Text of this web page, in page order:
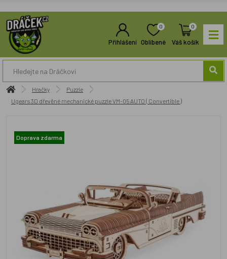
Přihlášení
0
Oblíbené
0
Váš košík
Hračky
Puzzle
Ugears 3D dřevěné mechanické puzzle VM-05 AUTO ( Convertible )
Doprava zdarma